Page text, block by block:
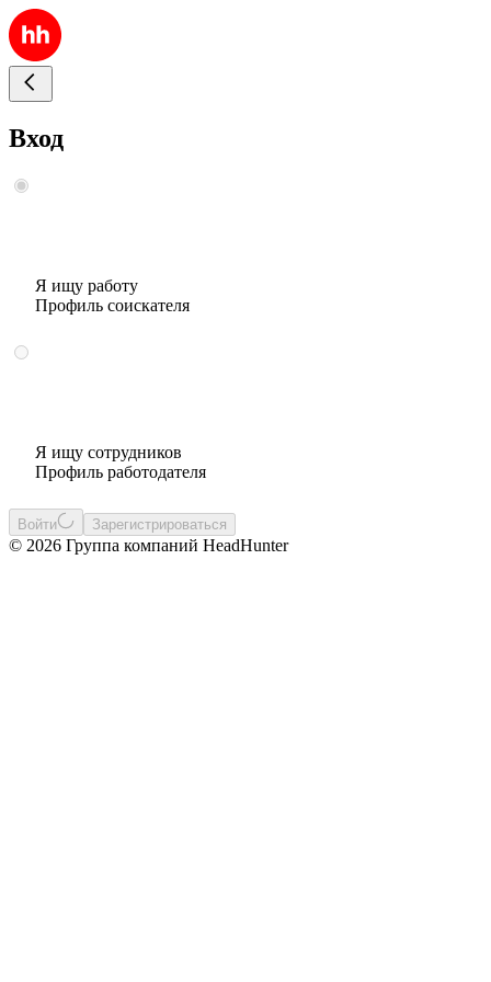
Вход
Я ищу работу
Профиль соискателя
Я ищу сотрудников
Профиль работодателя
Войти Зарегистрироваться
© 2026 Группа компаний HeadHunter